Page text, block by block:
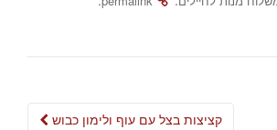
Post
קציצות בצל עם עוף ולימון כבוש